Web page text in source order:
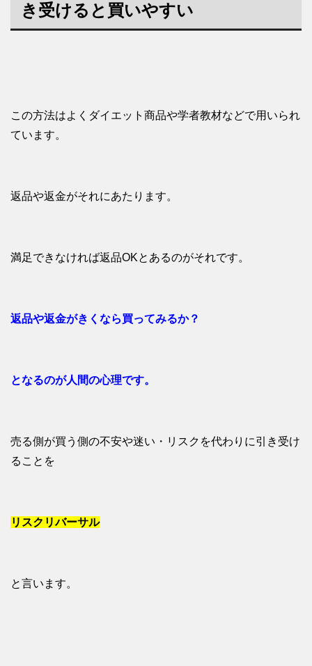
き受けると買いやすい
この方法はよくダイエット商品や学者教材などで用いられ
ています。
返品や返金がそれにあたります。
満足できなければ返品OKとあるのがそれです。
返品や返金がきくなら買ってみるか？
となるのが人間の心理です。
売る側が買う側の不安や迷い・リスクを代わりに引き受け
ることを
リスクリバーサル
と言います。